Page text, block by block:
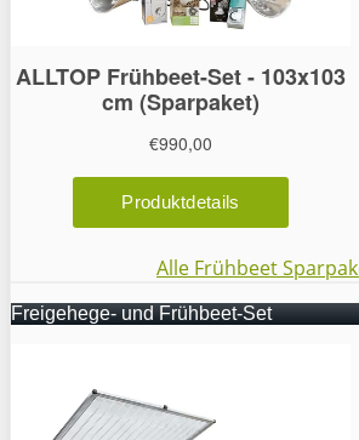
Alle Frühbeet
Freigehege- und Frühbeet-Set